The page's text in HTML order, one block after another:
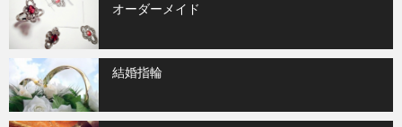
オーダーメイド
結婚指輪